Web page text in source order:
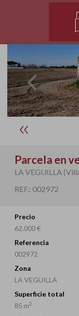
Parcela en
LA VEGUILLA
REF.: 002972
Precio
62.000 €
Referencia
002972
Zona
LA VEGUILLA
Superficie total
85 m2